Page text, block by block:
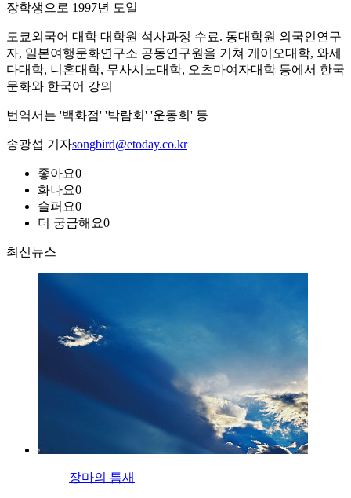
장학생으로 1997년 도일
도쿄외국어 대학 대학원 석사과정 수료. 동대학원 외국인연구
자, 일본여행문화연구소 공동연구원을 거쳐 게이오대학, 와세
다대학, 니혼대학, 무사시노대학, 오츠마여자대학 등에서 한국
문화와 한국어 강의
번역서는 '백화점' '박람회' '운동회' 등
송광섭 기자songbird@etoday.co.kr
좋아요0
화나요0
슬퍼요0
더 궁금해요0
최신뉴스
장마의 틈새